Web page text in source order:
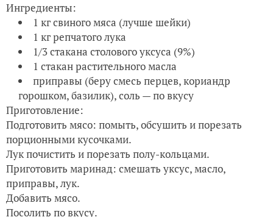
Ингредиенты:
1 кг свиного мяса (лучше шейки)
1 кг репчатого лука
1/3 стакана столового уксуса (9%)
1 стакан растительного масла
приправы (беру смесь перцев, кориандр
горошком, базилик), соль — по вкусу
Приготовление:
Подготовить мясо: помыть, обсушить и порезать
порционными кусочками.
Лук почистить и порезать полу-кольцами.
Приготовить маринад: смешать уксус, масло,
приправы, лук.
Добавить мясо.
Посолить по вкусу.